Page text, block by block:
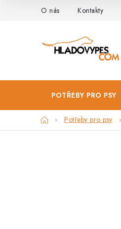
O nás Kontakty
POTŘEBY PRO PSY
DomůPotřeby pro psy